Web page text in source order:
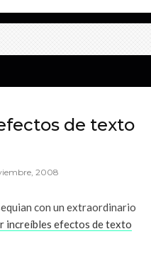
de texto
2008
con un extraordinario
increíbles efectos de texto